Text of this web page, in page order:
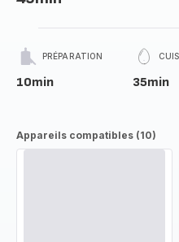
PRÉPARATION
10min 35min
Appareils compatibles (10)